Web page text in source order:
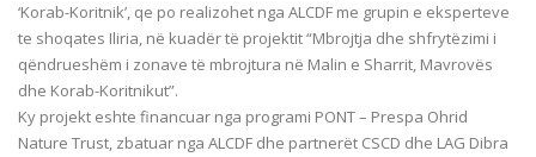
‘Korab-Koritnik’, qe po realizohet nga ALCDF me grupin e eksperteve
te shoqates Iliria, në kuadër të projektit “Mbrojtja dhe shfrytëzimi i
qëndrueshëm i zonave të mbrojtura në Malin e Sharrit, Mavrovës
dhe Korab-Koritnikut”.
Ky projekt eshte financuar nga programi PONT – Prespa Ohrid
Nature Trust, zbatuar nga ALCDF dhe partnerët CSCD dhe LAG Dibra